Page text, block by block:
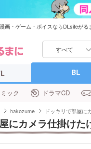
画・ゲーム・ボイスならDLsiteがる
すべて
BL
ック ドラマCD
hakozume ドッキリで部屋に
にカメラ仕掛け